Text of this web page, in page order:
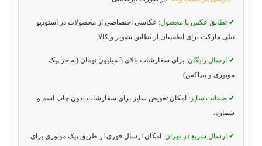
✔ تطابق عکس با محصول: عکاسی اختصاصی از محصولات در استودیو
نیلی مارکت برای اطمینان از تطابق تصویر و کالا.
✔ ارسال رایگان:
برای سفارشات بالای 3 میلیون تومان (به جز پیک
موتوری و تیپاکس).
✔ ضمانت سایز: امکان تعویض سایز برای سفارشات بدون چاپ اسم و
شماره.
✔ ارسال سریع در تهران: امکان ارسال فوری از طریق پیک موتوری برای